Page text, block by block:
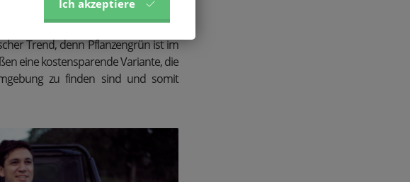
gekonnt umzusetzen. Hierfür
Beeren und Sträucher in
Trend, denn Pflanzengrün ist im
eine kostensparende Variante, die
zu finden sind und somit
Ich akzeptiere